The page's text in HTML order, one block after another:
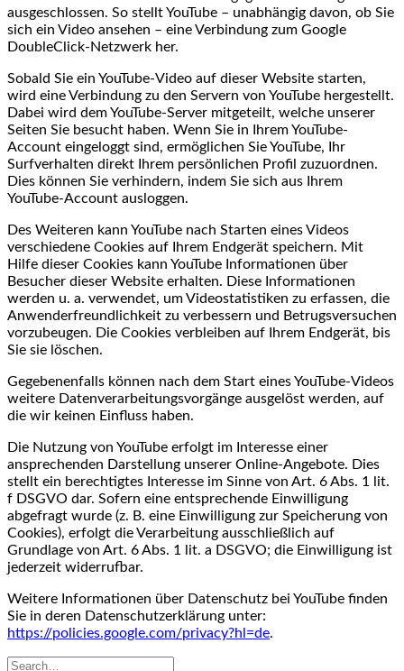
ausgeschlossen. So stellt YouTube – unabhängig davon, ob Sie
sich ein Video ansehen – eine Verbindung zum Google
DoubleClick-Netzwerk her.
Sobald Sie ein YouTube-Video auf dieser Website starten,
wird eine Verbindung zu den Servern von YouTube hergestellt.
Dabei wird dem YouTube-Server mitgeteilt, welche unserer
Seiten Sie besucht haben. Wenn Sie in Ihrem YouTube-
Account eingeloggt sind, ermöglichen Sie YouTube, Ihr
Surfverhalten direkt Ihrem persönlichen Profil zuzuordnen.
Dies können Sie verhindern, indem Sie sich aus Ihrem
YouTube-Account ausloggen.
Des Weiteren kann YouTube nach Starten eines Videos
verschiedene Cookies auf Ihrem Endgerät speichern. Mit
Hilfe dieser Cookies kann YouTube Informationen über
Besucher dieser Website erhalten. Diese Informationen
werden u. a. verwendet, um Videostatistiken zu erfassen, die
Anwenderfreundlichkeit zu verbessern und Betrugsversuchen
vorzubeugen. Die Cookies verbleiben auf Ihrem Endgerät, bis
Sie sie löschen.
Gegebenenfalls können nach dem Start eines YouTube-Videos
weitere Datenverarbeitungsvorgänge ausgelöst werden, auf
die wir keinen Einfluss haben.
Die Nutzung von YouTube erfolgt im Interesse einer
ansprechenden Darstellung unserer Online-Angebote. Dies
stellt ein berechtigtes Interesse im Sinne von Art. 6 Abs. 1 lit.
f DSGVO dar. Sofern eine entsprechende Einwilligung
abgefragt wurde (z. B. eine Einwilligung zur Speicherung von
Cookies), erfolgt die Verarbeitung ausschließlich auf
Grundlage von Art. 6 Abs. 1 lit. a DSGVO; die Einwilligung ist
jederzeit widerrufbar.
Weitere Informationen über Datenschutz bei YouTube finden
Sie in deren Datenschutzerklärung unter:
https://policies.google.com/privacy?hl=de.